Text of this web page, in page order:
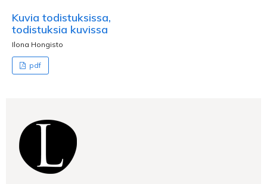
Kuvia todistuksissa,
todistuksia kuvissa
Ilona Hongisto
pdf